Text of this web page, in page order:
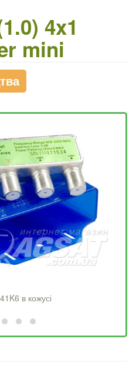
4x1
mini
в кожусі